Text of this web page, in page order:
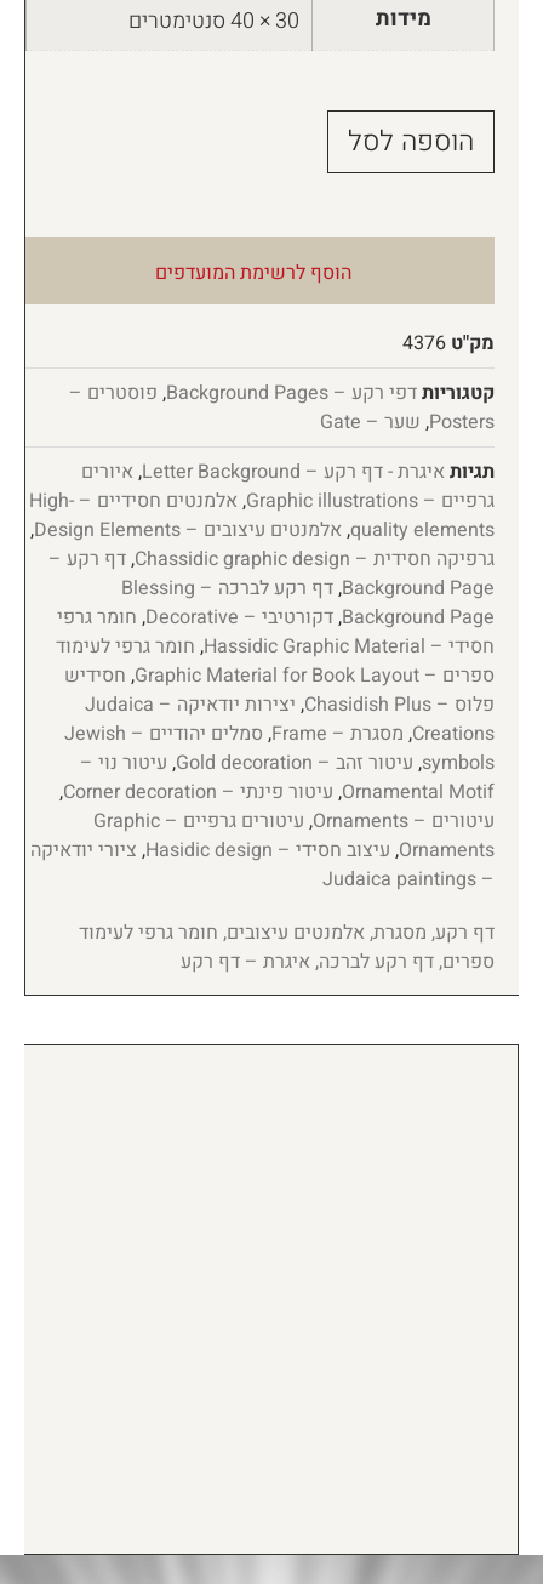
מידות 30 × 40 סנטימטרים
הוספה לסל
הוסף לרשימת המועדפים
מק"ט 4376
קטגוריותדפי רקע – Background Pages , פוסטרים –
Posters
, שער – Gate
תגיות איגרת - דף רקע – Letter Background , איורים
גרפיים – Graphic illustrations
,
אלמנטים חסידיים – High-
quality elements
, אלמנטים עיצובים – Design Elements
,
גרפיקה חסידית – Chassidic graphic design
,דף רקע –
Background Page
,
דף רקע לברכה – Blessing
Background Page
,דקורטיבי – Decorative , חומר גרפי
חסידי – Hassidic Graphic Material
, חומר גרפי לעימוד
ספרים – Graphic Material for Book Layout
, חסידיש
פלוס – Chasidish Plus
,
יצירות יודאיקה – Judaica
Creations
, מסגרת – Frame ,
סמלים יהודיים – Jewish
symbols
, עיטור זהב – Gold decoration , עיטור נוי –
Ornamental Motif
, עיטור פינתי – Corner decoration
,
עיטורים – Ornaments
,
עיטורים גרפיים – Graphic
Ornaments
, עיצוב חסידי – Hasidic design , ציורי יודאיקה
– Judaica paintings
דף רקע, מסגרת, אלמנטים עיצובים, חומר גרפי לעימוד
ספרים, דף רקע לברכה, איגרת – דף רקע